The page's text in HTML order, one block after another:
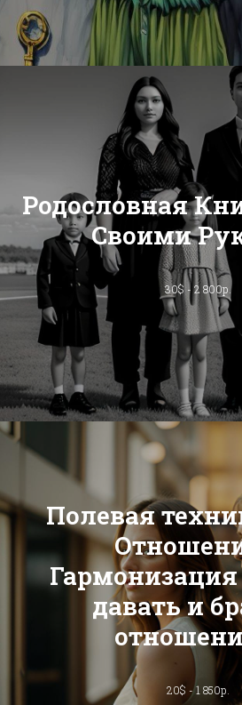
Родословная
Своими
30$ - 2 800р.
Полевая
Гармонизация
давать и
20$ - 1 850р.